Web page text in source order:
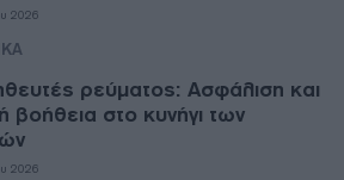
2026
ρεύματος: Ασφάλιση και
βοήθεια στο κυνήγι των
2026